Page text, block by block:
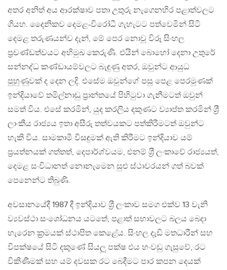
අතර අනිත් අය ආරක්ෂාව පතා උතුරු නැගෙනහිර පළාත්වලට
ගියහ. දෛනිකව දෙමළ-විරෝධී ගැහැටට පත්වෙමින් සිටි
දෙමළ තරුණයන්ව දැන්, මේ පෙර නොවූ විරූ සිංහල
ප‍්‍රචණ්ඩත්වයට අභිමුඛ කෙරුණි. එයින් බොහෝ දෙනා උතුරේ
සන්නද්ධ කණ්ඩායම්වලට බැඳුණු අතර, ඔවුන්ට ආයුධ
පුහුණුවක් ද දෙන ලදි. එසේම ඔවුන්ගේ පසු පෙළ පෙරමුණක්
ඉන්දියාවේ තමිල්නාඩු ප‍්‍රාන්තයේ පිහිටුවා ගැනීමටත් ඔවුන්
සමත් විය. එසේ කරමින්, යුද කරලිය දකුණට ව්‍යාප්ත කරමින් ශ‍්‍රී
ලාංකීය රාජ්‍යය ඉතා අසීරු තත්වයකට පත්කිරීමටත් ඔවුන්ට
හැකි විය. සාමකාමී විසඳුමක් ඇති කිරීමට ඉන්දියාව යම්
ප‍්‍රයත්නයක් ගත්තත්, දෙපාර්ශ්වයම, එනම් ශ‍්‍රී ලංකාවේ රාජ්‍යයත්,
දෙමළ සංවිධානත් නොනැමෙන සුළු ස්ථාවරයන් ගත් බවක්
පෙනෙන්ට තිබුණි.
අවසානයේදී 1987 දී ඉන්දියාව ශ‍්‍රී ලංකාව සමග එක්ව 13 වැනි
ව්‍යවස්ථා සංශෝධනය යටතේ, පළාත් සභාවලට බලය බෙදා
හැරෙන ක‍්‍රමයක් ස්ථාපිත කෙළේය. සිංහල දැඩි මතධාරීන් සහ
විපක්ෂයේ සිටි දකුණේ සියලූ පක්ෂ එය හංවඩු ගැසුවේ, රට
විකිණීමක් සහ යම් දවසක රට බෙදීමට පාර කපන දෙයක්